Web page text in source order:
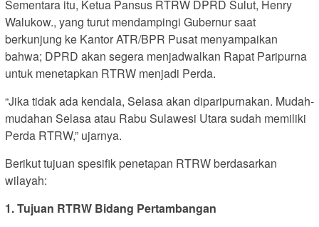
Sementara itu, Ketua Pansus RTRW DPRD Sulut, Henry
Walukow., yang turut mendampingi Gubernur saat
berkunjung ke Kantor ATR/BPR Pusat menyampaikan
bahwa; DPRD akan segera menjadwalkan Rapat Paripurna
untuk menetapkan RTRW menjadi Perda.
“Jika tidak ada kendala, Selasa akan diparipurnakan. Mudah-
mudahan Selasa atau Rabu Sulawesi Utara sudah memiliki
Perda RTRW,” ujarnya.
Berikut tujuan spesifik penetapan RTRW berdasarkan
wilayah:
1. Tujuan RTRW Bidang Pertambangan